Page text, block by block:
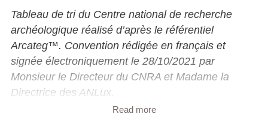
Tableau de tri du Centre national de recherche
archéologique réalisé d’après le référentiel
Arcateg™. Convention rédigée en français et
signée électroniquement le 28/10/2021 par
Monsieur le Directeur du CNRA et Madame la
Directrice des ANLux.
Read more